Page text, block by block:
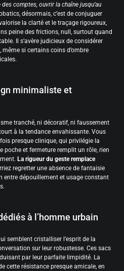
des comptes, ouvrir la chaîne jusqu’au
désormais, c’est de conjuguer
la clarté et le traçage rigoureux,
peine des frictions, null, surtout quand
Il s’avère judicieux de considérer
si certains coins d’ombre
minimaliste et
tranché, ni décoratif, ni faussement
à la tendance envahissante. Vous
presque clinique, qui privilégie la
poche et fermeture remplit un rôle, rien
La rigueur du geste remplace
regretter une absence de fantaisie
entre dépouillement et usage constant
à l’homme urbain
semblent cristalliser l’esprit de la
sur leur robustesse. Ces sacs
par leur parfaite limpidité. La
cette résistance presque amicale, en